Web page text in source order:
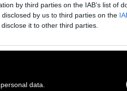
by third parties on the IAB’s list of
by us to third parties on the
it to other third parties.
data.
der USA, der mit M